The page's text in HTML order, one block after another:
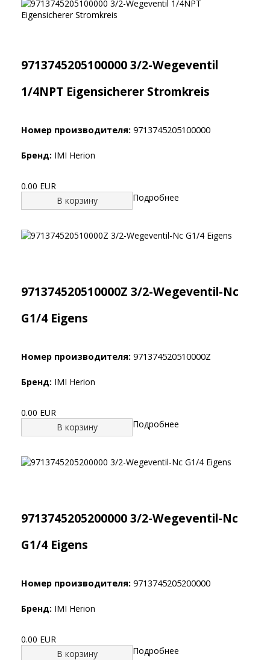
9713745205100000 3/2-Wegeventil
1/4NPT Eigensicherer Stromkreis
Номер производителя:9713745205100000
Бренд: IMI Herion
0.00 EUR
В корзину
Подробнее
971374520510000Z 3/2-Wegeventil-Nc
G1/4 Eigens
Номер производителя:971374520510000Z
Бренд: IMI Herion
0.00 EUR
В корзину
Подробнее
9713745205200000 3/2-Wegeventil-Nc
G1/4 Eigens
Номер производителя:9713745205200000
Бренд: IMI Herion
0.00 EUR
В корзину
Подробнее